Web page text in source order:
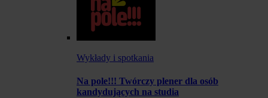
Wykłady i spotkania
Na pole!!! Twórczy plener dla osób
kandydujących na studia